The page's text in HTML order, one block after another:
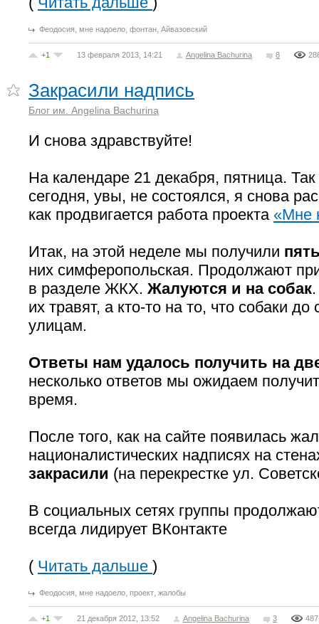
Феодосия, мне надоело, фонтан, Айвазовский
+1 13 февраля 2013, 14:21 Angelina Bachurina 8
Закрасили надпись
Блог им. Angelina Bachurina
И снова здравствуйте!
На календаре 21 декабря, пятница. Так
сегодня, увы, не состоялся, я снова
как продвигается работа проекта «Мне
Итак, на этой неделе мы получили
них симферопольская. Продолжают
в разделе ЖКХ. Жалуются и на собак
их травят, а кто-то на то, что собаки
улицам.
Ответы нам удалось получить на
несколько ответов мы ожидаем
время.
После того, как на сайте появилась
националистических надписях на
закрасили (на перекрестке ул.
В социальных сетях группы
всегда лидирует ВКонтакте
( Читать дальше )
Феодосия, мне надоело, проект, жалобы
+1 21 декабря 2012, 13:52 Angelina Bachurina 3